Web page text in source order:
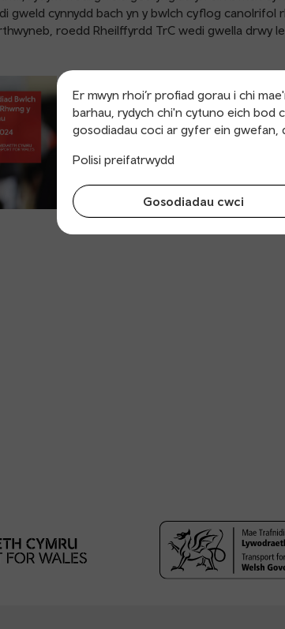
Er mwyn rhoi’r profiad gorau i chi
barhau, rydych chi'n cytuno eich bod
gosodiadau coci ar gyfer ein gwefan,
Polisi preifatrwydd
Gosodiadau cwci
gweld cynnydd bach yn y bwlch cyflog canolrifol
roedd Rheilffyrdd TrC wedi gwella drwy
Cyflog